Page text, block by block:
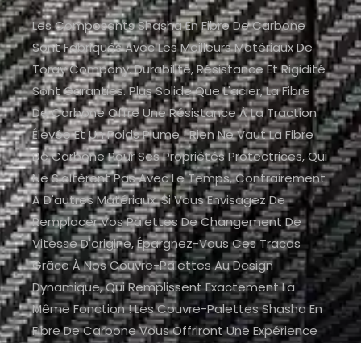
Les Composants Shasha En Fibre De Carbone
Sont Fabriqués Avec Les Meilleurs Matériaux De
Toray Company. Durabilité, Résistance Et Rigidité
Sont Garanties. Plus Solide Que L'acier, La Fibre
De Carbone Offre Une Résistance À La Traction
Élevée Et Un Poids Plume ! Rien Ne Vaut La Fibre
De Carbone Pour Ses Propriétés Protectrices, Qui
Ne S'altèrent Pas Avec Le Temps, Contrairement
À D'autres Matériaux. Si Vous Envisagez De
Remplacer Vos Palettes De Changement De
Vitesse D'origine, Épargnez-Vous Ces Tracas
Grâce À Nos Couvre-Palettes Au Design
Dynamique, Qui Remplissent Exactement La
Même Fonction ! Les Couvre-Palettes Shasha En
Fibre De Carbone Vous Offriront Une Expérience